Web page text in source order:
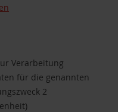
Verarbeitung
für die genannten
2